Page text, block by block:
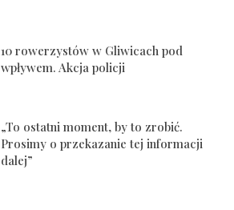
10 rowerzystów w Gliwicach pod
wpływem. Akcja policji
„To ostatni moment, by to zrobić.
Prosimy o przekazanie tej informacji
dalej”